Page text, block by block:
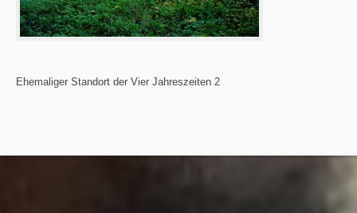
Ehemaliger Standort der Vier Jahreszeiten 2